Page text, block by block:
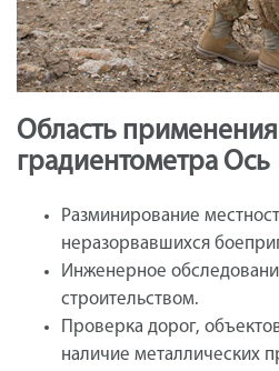
Область применения
градиентометра Ось
Разминирование
неразорвавшихся
Инженерное
строительством.
Проверка дорог,
наличие металлических